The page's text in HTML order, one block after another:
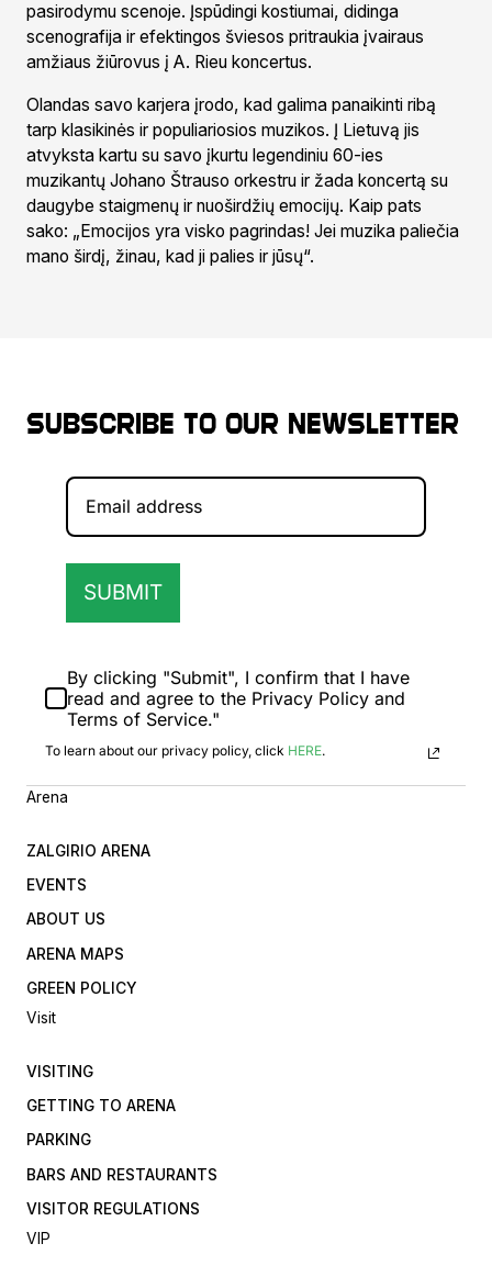
pasirodymu scenoje. Įspūdingi kostiumai, didinga
scenografija ir efektingos šviesos pritraukia įvairaus
amžiaus žiūrovus į A. Rieu koncertus.
Olandas savo karjera įrodo, kad galima panaikinti ribą
tarp klasikinės ir populiariosios muzikos. Į Lietuvą jis
atvyksta kartu su savo įkurtu legendiniu 60-ies
muzikantų Johano Štrauso orkestru ir žada koncertą su
daugybe staigmenų ir nuoširdžių emocijų. Kaip pats
sako: „Emocijos yra visko pagrindas! Jei muzika paliečia
mano širdį, žinau, kad ji palies ir jūsų“.
Subscribe to our newsletter
SUBMIT
By clicking "Submit", I confirm that I have
read and agree to the Privacy Policy and
Terms of Service."
To learn about our privacy policy, click HERE.
Arena
ZALGIRIO ARENA
EVENTS
ABOUT US
ARENA MAPS
GREEN POLICY
Visit
VISITING
GETTING TO ARENA
PARKING
BARS AND RESTAURANTS
VISITOR REGULATIONS
VIP